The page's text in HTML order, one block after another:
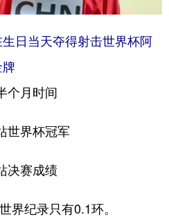
日当天夺得射击世界杯阿
个月时间
世界杯冠军
决赛成绩
界纪录只有0.1环。